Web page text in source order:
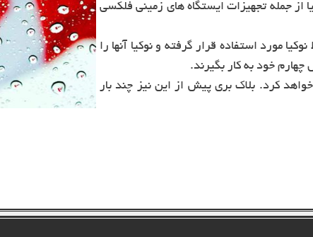
از جمله تجهیزات ایستگاه های زمینی فلکسی
اجازه توسط نوکیا مورد استفاده قرار گرفته و نوکیا آنها را
کرد. بلاک بری پیش از این نیز چند بار